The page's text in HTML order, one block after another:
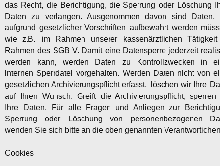
das Recht, die Berichtigung, die Sperrung oder Löschung
Daten
zu verlangen. Ausgenommen davon sind
Daten,
aufgrund gesetzlicher Vorschriften aufbewahrt werden
wie
z.B. im Rahmen unserer kassenärztlichen
Tätigkeit
Rahmen des SGB V. Damit eine Datensperre jederzeit
werden
kann, werden Daten zu Kontrollzwecken in
internen Sperrdatei vorgehalten. Werden Daten nicht von
gesetzlichen Archivierungspflicht erfasst, löschen wir Ihre
auf
Ihren Wunsch. Greift die Archivierungspflicht, sperren
Ihre
Daten. Für alle Fragen und Anliegen zur
Sperrung
oder Löschung von personenbezogenen
wenden Sie sich bitte an die oben genannten
Cookies